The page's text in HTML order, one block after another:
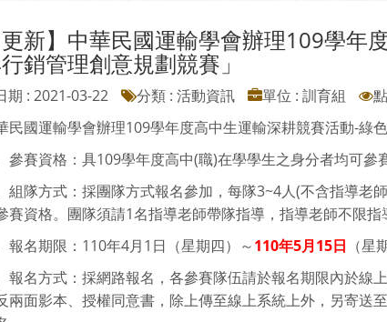
更新】中華民國運輸學會辦理109學
銷管理創意規劃競賽」
期 : 2021-03-22 分類 : 活動資訊 單位 : 訓育組
民國運輸學會辦理109學年度高中生運輸深耕競賽活動-綠
參賽資格：具109學年度高中(職)在學學生之身分者均可參賽
組隊方式：採團隊方式報名參加，每隊3~4人(不含指導老
賽資格。團隊須請1名指導老師帶隊指導，指導老師不限指
報名期限：110年4月1日（星期四）～110年5月15日 （星
報名方式：採網路報名，各參賽隊伍請於報名期限內於線
兩面影本、授權同意書，除上傳至線上系統上外，另寄